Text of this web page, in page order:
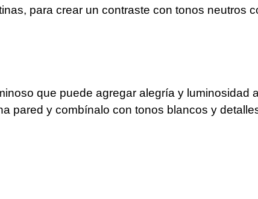
para crear un contraste con tonos neutros
que puede agregar alegría y luminosidad
pared y combínalo con tonos blancos y